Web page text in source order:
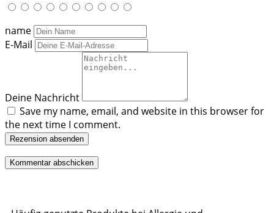
name
E-Mail
Deine Nachricht
Save my name, email, and website in this browser for
the next time I comment.
Rezension absenden